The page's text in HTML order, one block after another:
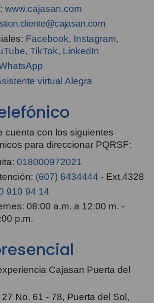
www.cajasan.com
Facebook, Instagram,
, TikTok, LinkedIn
virtual Alegra
cuenta con los siguientes
para direccionar PQRSF:
018000972021
(607) 6434444 - Ext.4328
910 94 14
08:00 a.m. a 12:00 m. -
p.m.
Cajasan Puerta del
No. 61 - 78, Puerta del Sol,